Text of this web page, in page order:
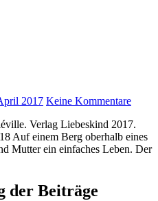
2017 Keine Kommentare
Auf einem Berg oberhalb eines
Mutter ein einfaches Leben. Der
der Beiträge